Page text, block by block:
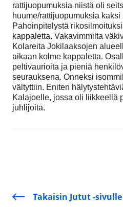
rattijuopumuksia niistä oli
huume/rattijuopumuksia kaksi
Pahoinpitelystä
kappaletta. Vakavimmilta
Kolareita Jokilaaksojen
aikaan kolme kappaletta.
peltivaurioita ja pieniä
seurauksena. Onneksi
vältyttiin. Eniten
Kalajoelle, jossa oli liikkeellä
juhlijoita.
Takaisin Jutut -sivulle